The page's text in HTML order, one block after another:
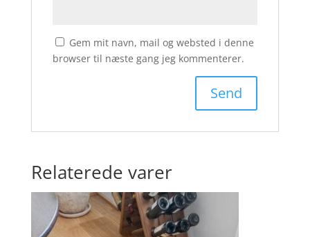
Gem mit navn, mail og websted i denne
browser til næste gang jeg kommenterer.
Relaterede varer